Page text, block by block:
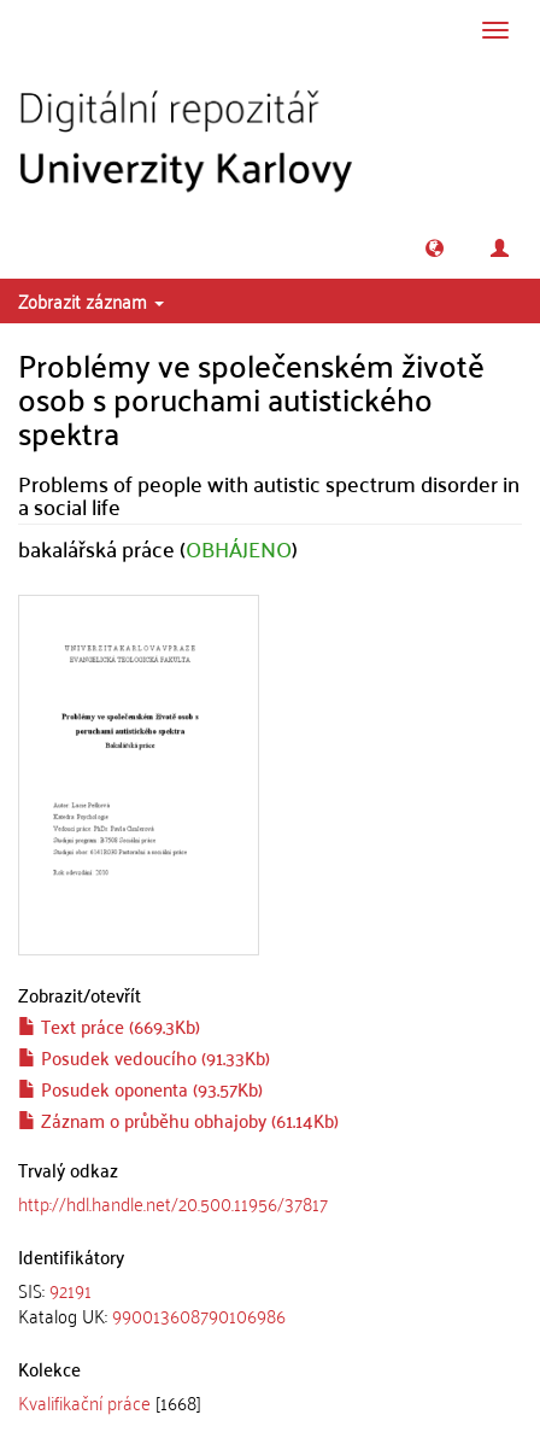
Zobrazit záznam
Problémy ve společenském životě
osob s poruchami autistického
spektra
Problems of people with autistic spectrum disorder in
a social life
bakalářská práce (OBHÁJENO)
Zobrazit/otevřít
Text práce (669.3Kb)
Posudek vedoucího (91.33Kb)
Posudek oponenta (93.57Kb)
Záznam o průběhu obhajoby (61.14Kb)
Trvalý odkaz
http://hdl.handle.net/20.500.11956/37817
Identifikátory
SIS:92191
Katalog UK:990013608790106986
Kolekce
Kvalifikační práce [1668]